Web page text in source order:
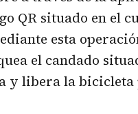
QR situado en el
esta
el candado
y libera la bicicleta